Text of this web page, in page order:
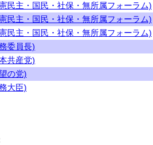
民主・国民・社保・無所属フォーラム)
民主・国民・社保・無所属フォーラム)
民主・国民・社保・無所属フォーラム)
委員長)
共産党)
の党)
大臣)